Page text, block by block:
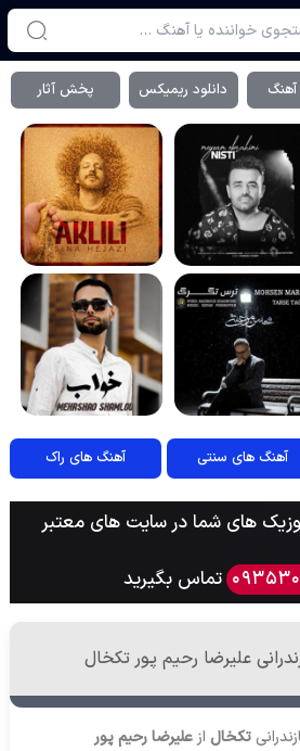
آهنگ دانلود ریمیکس پخش آثار
آهنگ های سنتی آهنگ های راک
های شما در سایت های معتبر
تماس بگیرید
علیرضا رحیم پور تکخال
تکخال ازعلیرضا رحیم پور